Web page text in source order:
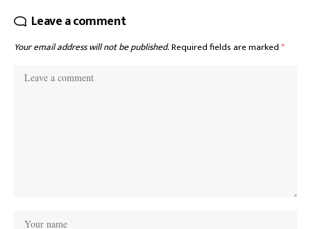
Leave a comment
Your email address will not be published.Required fields are marked*